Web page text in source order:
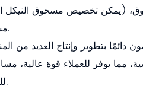
(يمكن تخصيص مسحوق النيكل
مسحوق النحاس، الخ.) مسحوق معدني.
دائمًا بتطوير وإنتاج العديد من
مما يوفر للعملاء قوة عالية،
للتآكل ومقاومة درجات الحرارة العالية.